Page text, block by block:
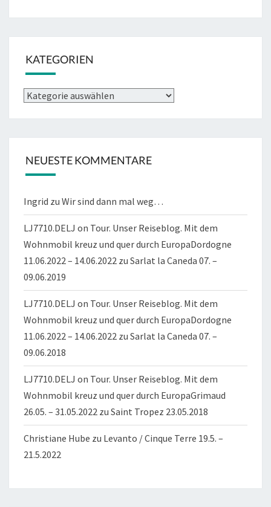
KATEGORIEN
Kategorien
NEUESTE KOMMENTARE
Ingrid zu Wir sind dann mal weg…
LJ7710.DELJ on Tour. Unser Reiseblog. Mit dem
Wohnmobil kreuz und quer durch EuropaDordogne
11.06.2022 – 14.06.2022 zu Sarlat la Caneda 07. –
09.06.2019
LJ7710.DELJ on Tour. Unser Reiseblog. Mit dem
Wohnmobil kreuz und quer durch EuropaDordogne
11.06.2022 – 14.06.2022 zu Sarlat la Caneda 07. –
09.06.2018
LJ7710.DELJ on Tour. Unser Reiseblog. Mit dem
Wohnmobil kreuz und quer durch EuropaGrimaud
26.05. – 31.05.2022 zu Saint Tropez 23.05.2018
Christiane Hube zu Levanto / Cinque Terre 19.5. –
21.5.2022